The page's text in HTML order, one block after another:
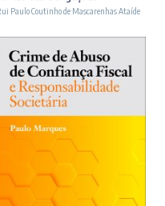
Paulo Coutinho de Mascarenhas Ataíde